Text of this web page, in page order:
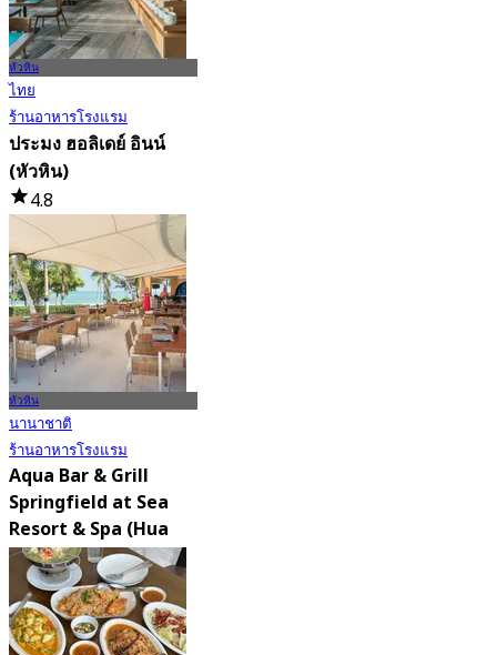
หัวหิน
ไทย
ร้านอาหารโรงแรม
ประมง ฮอลิเดย์ อินน์
(หัวหิน)
4.8
732 การจอง
จาก฿ 630
หัวหิน
นานาชาติ
ร้านอาหารโรงแรม
Aqua Bar & Grill
Springfield at Sea
Resort & Spa (Hua
Hin)
4.8
407 การจอง
จาก฿ 466.33